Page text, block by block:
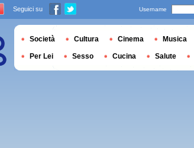
Seguici su Username
Società Cultura Cinema Musica
Per Lei Sesso Cucina Salute